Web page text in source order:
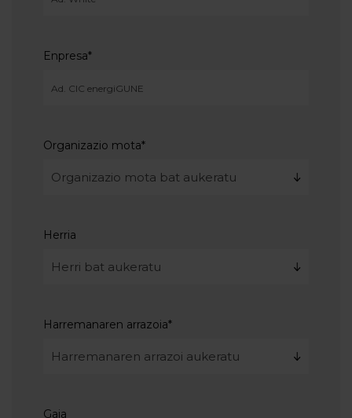
Enpresa*
Organizazio mota*
Herria
Harremanaren arrazoia*
Gaia